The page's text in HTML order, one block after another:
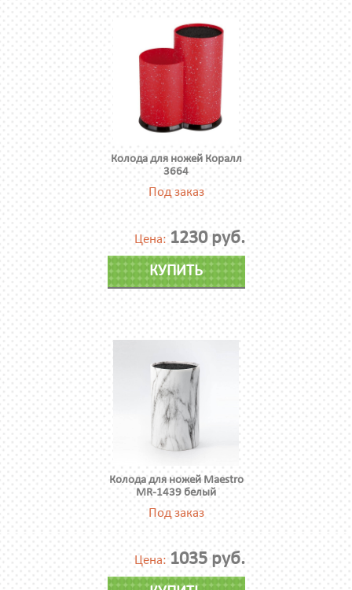
Колода для ножей Коралл
3664
Под заказ
Цена: 1230 руб.
КУПИТЬ
Колода для ножей Maestro
MR-1439 белый
Под заказ
Цена: 1035 руб.